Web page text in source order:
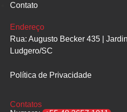
Contato
Endereço
Rua: Augusto Becker 435 |
Ludgero/SC
Política de Privacidade
Contatos